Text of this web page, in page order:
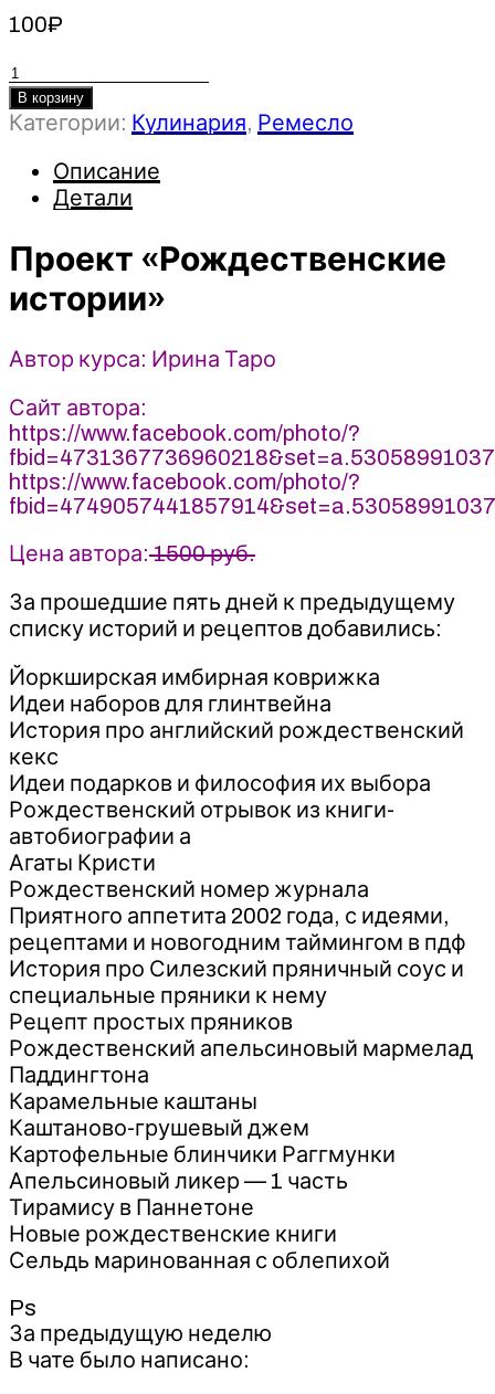
100₽
Количество
товара
Проект
истории»
2022
Ирина
Таро
В корзину
Категории: Кулинария, Ремесло
Описание
Детали
Проект «Рождественские
истории»
Автор курса: Ирина Таро
Сайт автора:
https://www.facebook.com/photo/?
https://www.facebook.com/photo/?
Цена автора:1500 руб.
За прошедшие пять дней к предыдущему
списку историй и рецептов добавились:
Йоркширская имбирная коврижка
Идеи наборов для глинтвейна
История про английский рождественский
кекс
Идеи подарков и философия их выбора
Рождественский отрывок из книги-
автобиографии а
Агаты Кристи
Рождественский номер журнала
Приятного аппетита 2002 года, с идеями,
рецептами и новогодним таймингом в пдф
История про Силезский пряничный соус и
специальные пряники к нему
Рецепт простых пряников
Рождественский апельсиновый мармелад
Паддингтона
Карамельные каштаны
Каштаново-грушевый джем
Картофельные блинчики Раггмунки
Апельсиновый ликер — 1 часть
Тирамису в Паннетоне
Новые рождественские книги
Сельдь маринованная с облепихой
Ps
За предыдущую неделю
В чате было написано: